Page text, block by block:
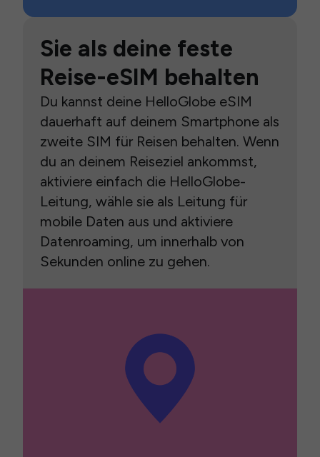
Sie als deine feste
Reise-eSIM behalten
Du kannst deine HelloGlobe eSIM
dauerhaft auf deinem Smartphone als
zweite SIM für Reisen behalten. Wenn
du an deinem Reiseziel ankommst,
aktiviere einfach die HelloGlobe-
Leitung, wähle sie als Leitung für
mobile Daten aus und aktiviere
Datenroaming, um innerhalb von
Sekunden online zu gehen.